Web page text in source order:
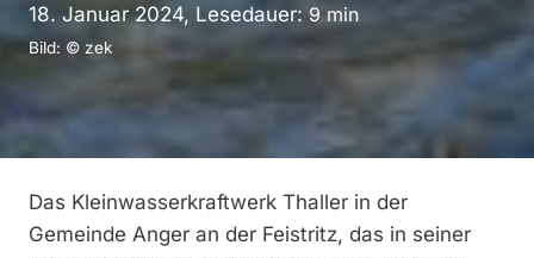
18. Januar 2024, Lesedauer: 9 min
Bild: © zek
Das Kleinwasserkraftwerk Thaller in der
Gemeinde Anger an der Feistritz, das in seiner